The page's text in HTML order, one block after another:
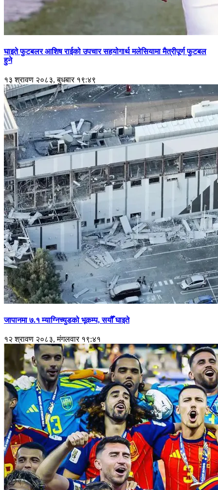
घाइते फुटबलर आशिष राईको उपचार सहयोगार्थ मलेसियामा मैत्रीपूर्ण फुटबल
हुने
१३ श्रावण २०८३, बुधबार १९:४९
जापानमा ७.१ म्याग्निच्युडको भूकम्प, सयौँ घाइते
१२ श्रावण २०८३, मंगलवार १९:४१